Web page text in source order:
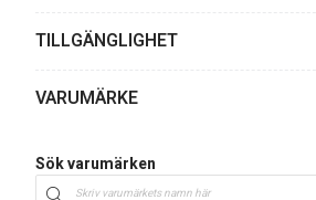
TILLGÄNGLIGHET
VARUMÄRKE
Sök varumärken